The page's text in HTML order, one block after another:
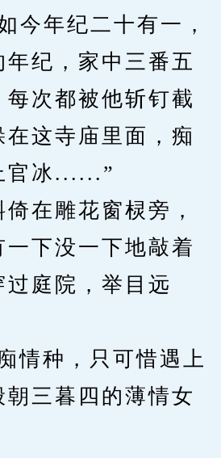
年纪二十有一，
纪，家中三番五
次都被他斩钉截
这寺庙里面，痴
官冰......”
雕花窗棂旁，
下没一下地敲着
过庭院，举目远
种，只可惜遇上
朝三暮四的薄情女